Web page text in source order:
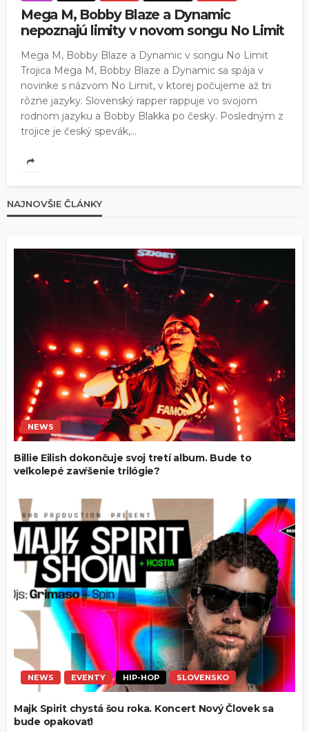
Mega M, Bobby Blaze a Dynamic
nepoznajú limity v novom songu No Limit
Mega M, Bobby Blaze a Dynamic v songu No Limit
Trojica Mega M, Bobby Blaze a Dynamic sa spája v
novinke s názvom No Limit, v ktorej počujeme až tri
rôzne jazyky. Slovenský rapper rappuje vo svojom
rodnom jazyku a Bobby Blakka po česky. Posledným z
trojice je český spevák,...
NAJNOVŠIE ČLÁNKY
NEWS
Billie Eilish dokončuje svoj tretí album. Bude to
veľkolepé zavŕšenie trilógie?
NEWS EVENTY HIP-HOP SLOVENSKO
Majk Spirit chystá šou roka. Koncert Nový Človek sa
bude opakovať!